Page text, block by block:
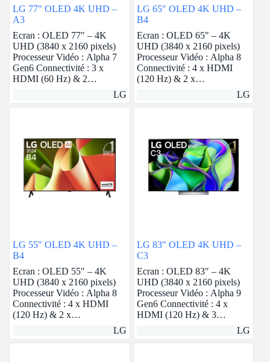
LG 77″ OLED 4K UHD –
A3
Ecran : OLED 77″ – 4K
UHD (3840 x 2160 pixels)
Processeur Vidéo : Alpha 7
Gen6 Connectivité : 3 x
HDMI (60 Hz) & 2…
LG
LG 65″ OLED 4K UHD –
B4
Ecran : OLED 65″ – 4K
UHD (3840 x 2160 pixels)
Processeur Vidéo : Alpha 8
Connectivité : 4 x HDMI
(120 Hz) & 2 x…
LG
LG 55″ OLED 4K UHD –
B4
Ecran : OLED 55″ – 4K
UHD (3840 x 2160 pixels)
Processeur Vidéo : Alpha 8
Connectivité : 4 x HDMI
(120 Hz) & 2 x…
LG
LG 83″ OLED 4K UHD –
C3
Ecran : OLED 83″ – 4K
UHD (3840 x 2160 pixels)
Processeur Vidéo : Alpha 9
Gen6 Connectivité : 4 x
HDMI (120 Hz) & 3…
LG